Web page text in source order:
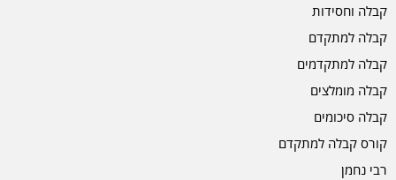
קבלה וחסידות
קבלה למתקדם
קבלה למתקדמים
קבלה מומלצים
קבלה סיכומים
קורס קבלה למתקדם
רבי נחמן